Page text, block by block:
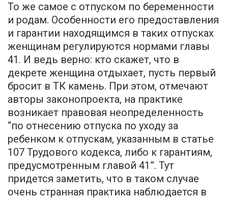
То же самое с отпуском по беременности
и родам. Особенности его предоставления
и гарантии находящимся в таких отпусках
женщинам регулируются нормами главы
41. И ведь верно: кто скажет, что в
декрете женщина отдыхает, пусть первый
бросит в ТК камень. При этом, отмечают
авторы законопроекта, на практике
возникает правовая неопределенность
“по отнесению отпуска по уходу за
ребенком к отпускам, указанным в статье
107 Трудового кодекса, либо к гарантиям,
предусмотренным главой 41”. Тут
придется заметить, что в таком случае
очень странная практика наблюдается в